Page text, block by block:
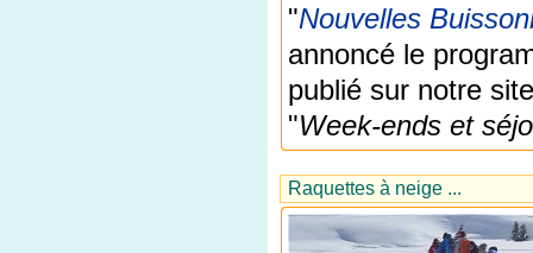
"Nouvelles
annoncé le
publié sur notre
"Week-ends et
Raquettes à neige ...